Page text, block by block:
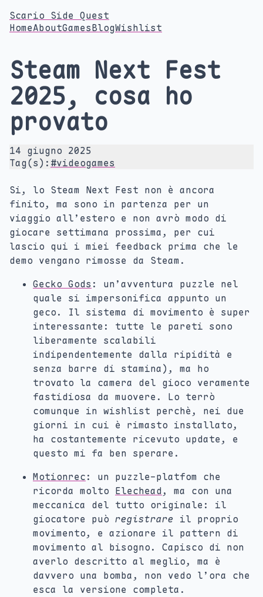
Scario Side Quest
HomeAboutGamesBlogWishlist
Steam Next Fest
2025, cosa ho
provato
14 giugno 2025
Tag(s): #videogames
Si, lo Steam Next Fest non è ancora
finito, ma sono in partenza per un
viaggio all’estero e non avrò modo di
giocare settimana prossima, per cui
lascio qui i miei feedback prima che le
demo vengano rimosse da Steam.
Gecko Gods : un’avventura puzzle nel
quale si impersonifica appunto un
geco. Il sistema di movimento è super
interessante: tutte le pareti sono
liberamente scalabili
indipendentemente dalla ripidità e
senza barre di stamina), ma ho
trovato la camera del gioco veramente
fastidiosa da muovere. Lo terrò
comunque in wishlist perchè, nei due
giorni in cui è rimasto installato,
ha costantemente ricevuto update, e
questo mi fa ben sperare.
Motionrec: un puzzle-platfom che
ricorda molto Elechead, ma con una
meccanica del tutto originale: il
giocatore può registrare il proprio
movimento, e azionare il pattern di
movimento al bisogno. Capisco di non
averlo descritto al meglio, ma è
davvero una bomba, non vedo l’ora che
esca la versione completa.